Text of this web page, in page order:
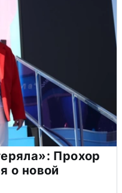
Прохор
о новой